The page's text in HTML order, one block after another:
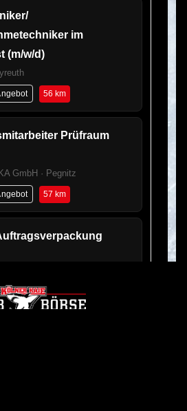
im
(m/w/d)
56 km
Prüfraum
GmbH · Pegnitz
57 km
64.4 km